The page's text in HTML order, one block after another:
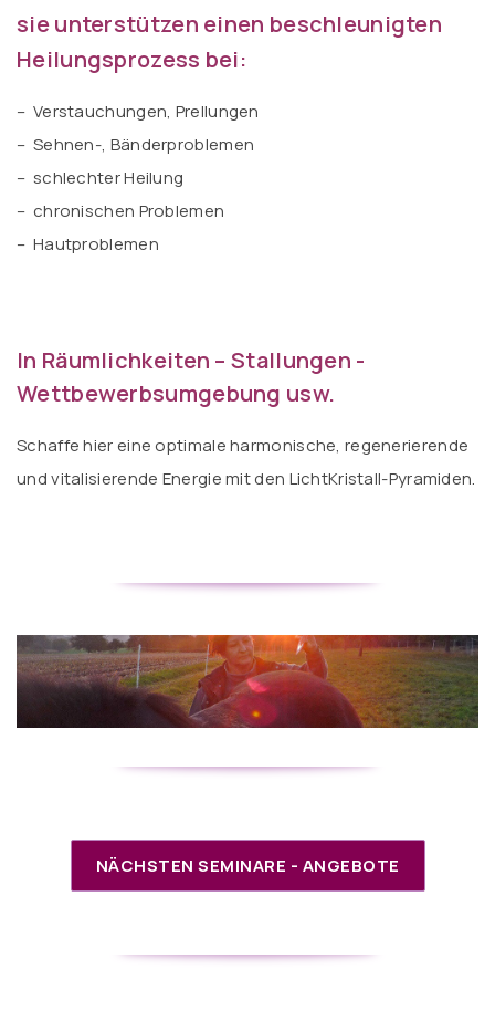
sie unterstützen einen beschleunigten
Heilungsprozess bei:
– Verstauchungen, Prellungen
– Sehnen-, Bänderproblemen
– schlechter Heilung
– chronischen Problemen
– Hautproblemen
In Räumlichkeiten – Stallungen -
Wettbewerbsumgebung usw.
Schaffe hier eine optimale harmonische, regenerierende
und vitalisierende Energie mit den LichtKristall-Pyramiden.
NÄCHSTEN SEMINARE - ANGEBOTE